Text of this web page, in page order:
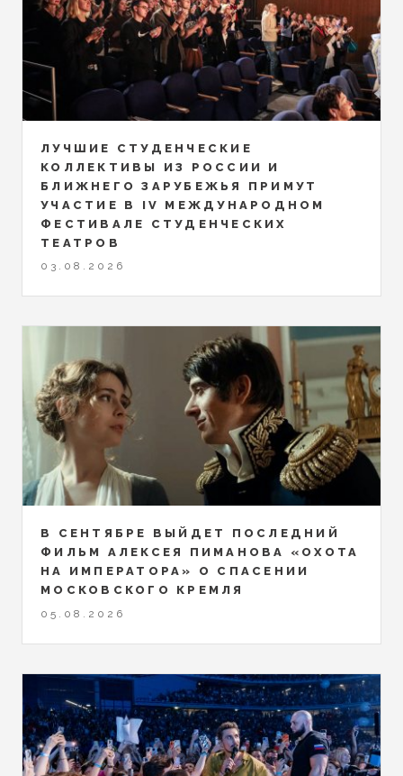
ЛУЧШИЕ СТУДЕНЧЕСКИЕ
КОЛЛЕКТИВЫ ИЗ РОССИИ И
БЛИЖНЕГО ЗАРУБЕЖЬЯ ПРИМУТ
УЧАСТИЕ В IV МЕЖДУНАРОДНОМ
ФЕСТИВАЛЕ СТУДЕНЧЕСКИХ
ТЕАТРОВ
03.08.2026
В СЕНТЯБРЕ ВЫЙДЕТ ПОСЛЕДНИЙ
ФИЛЬМ АЛЕКСЕЯ ПИМАНОВА «ОХОТА
НА ИМПЕРАТОРА» О СПАСЕНИИ
МОСКОВСКОГО КРЕМЛЯ
05.08.2026